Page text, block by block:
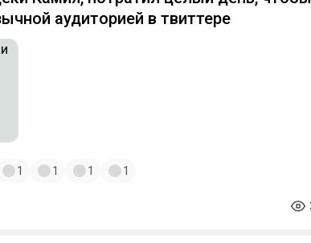
аудиторией в твиттере
1 1 1 1